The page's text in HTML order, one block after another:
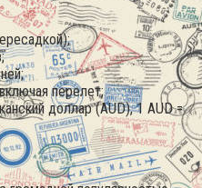
перелет;
доллар (AUD), 1 AUD =